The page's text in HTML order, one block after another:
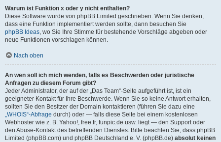
Warum ist Funktion x oder y nicht enthalten?
Diese Software wurde von phpBB Limited geschrieben. Wenn Sie denken,
dass eine Funktion implementiert werden sollte, dann besuchen Sie
phpBB Ideas, wo Sie Ihre Stimme für bestehende Vorschläge abgeben oder
neue Funktionen vorschlagen können.
Nach oben
An wen soll ich mich wenden, falls es Beschwerden oder juristische
Anfragen zu diesem Forum gibt?
Jeder Administrator, der auf der „Das Team“-Seite aufgeführt ist, ist ein
geeigneter Kontakt für Ihre Beschwerde. Wenn Sie so keine Antwort erhalten,
sollten Sie den Besitzer der Domain kontaktieren (führen Sie dazu eine
„WHOIS“-Abfrage durch) oder — falls diese Seite bei einem kostenlosen
Webhoster wie z. B. Yahoo!, free.fr, funpic.de usw. liegt — den Support oder
den Abuse-Kontakt des betreffenden Dienstes. Bitte beachten Sie, dass phpBB
Limited (phpBB.com) und phpBB Deutschland e. V. (phpBB.de) absolut keinen